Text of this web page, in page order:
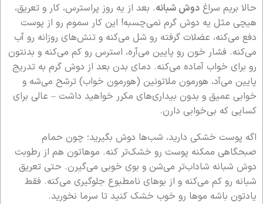
حالا بریم سراغ دوش شبانه. بعد از یه روز پراسترس، کار و تعریق،
هیچی مثل یه دوش گرم نمی‌چسبه! این کار سموم رو از پوست
دفع می‌کنه، عضلات گرفته رو شل می‌کنه و تنش‌های روزانه رو آب
می‌کنه. فشار خون رو پایین می‌آره، استرس رو کم می‌کنه و بدنتون
رو برای خواب آماده می‌کنه. دمای بدن بعد از دوش گرم به تدریج
پایین می‌آد، هورمون ملاتونین (هورمون خواب) ترشح می‌شه و
خوابی عمیق و بدون بیداری‌های مکرر خواهید داشت – عالی برای
کسایی که بی‌خوابی دارن.
اگه پوست خشکی دارید، شب‌ها دوش بگیرید؛ چون حمام
صبحگاهی ممکنه پوست رو خشک‌تر کنه. موهاتون هم از رطوبت
دوش شبانه شاداب‌تر می‌شن و بوی خوبی می‌گیرن. حتی تعریق
شبانه رو کم می‌کنه و از بوهای نامطبوع جلوگیری می‌کنه. فقط
یادتون باشه موها رو خوب خشک کنید تا سرما نخورید.